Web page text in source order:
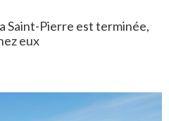
Saint-Pierre est terminée,
eux